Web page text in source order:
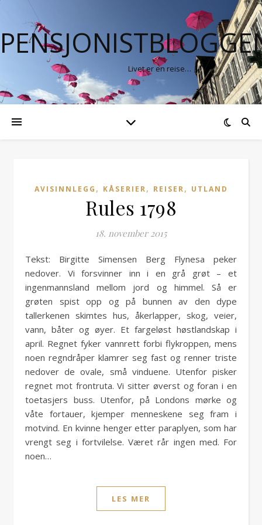
Livet er en reise…
AVISINNLEGG , KÅSERIER, REISER, UTLAND
Rules 1798
18. november 2015
Tekst: Birgitte Simensen Berg Flynesa peker
nedover. Vi forsvinner inn i en grå grøt – et
ingenmannsland mellom jord og himmel. Så er
grøten spist opp og på bunnen av den dype
tallerkenen skimtes hus, åkerlapper, skog, veier,
vann, båter og øyer. Et fargeløst høstlandskap i
april. Regnet fyker vannrett forbi flykroppen, mens
noen regndråper klamrer seg fast og renner triste
nedover de ovale, små vinduene. Utenfor pisker
regnet mot frontruta. Vi sitter øverst og foran i en
toetasjers buss. Utenfor, på Londons mørke og
våte fortauer, kjemper menneskene seg fram i
motvind. En kvinne henger etter paraplyen, som har
vrengt seg i fortvilelse. Været rår ingen med. For
noen…
LES MER